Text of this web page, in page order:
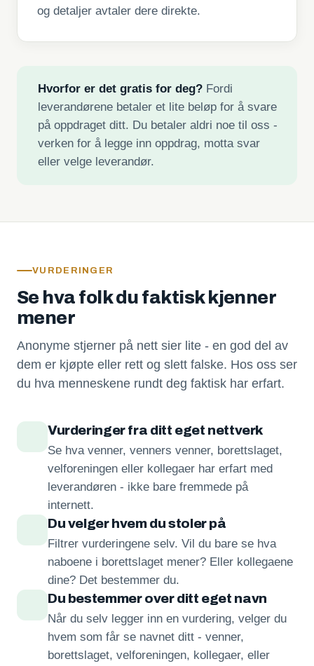
og detaljer avtaler dere direkte.
Hvorfor er det gratis for deg?Fordi
leverandørene betaler et lite beløp for å svare
på oppdraget ditt. Du betaler aldri noe til oss -
verken for å legge inn oppdrag, motta svar
eller velge leverandør.
VURDERINGER
Se hva folk du faktisk kjenner
mener
Anonyme stjerner på nett sier lite - en god del av
dem er kjøpte eller rett og slett falske. Hos oss ser
du hva menneskene rundt deg faktisk har erfart.
Vurderinger fra ditt eget nettverk
Se hva venner, venners venner, borettslaget,
velforeningen eller kollegaer har erfart med
leverandøren - ikke bare fremmede på
internett.
Du velger hvem du stoler på
Filtrer vurderingene selv. Vil du bare se hva
naboene i borettslaget mener? Eller kollegaene
dine? Det bestemmer du.
Du bestemmer over ditt eget navn
Når du selv legger inn en vurdering, velger du
hvem som får se navnet ditt - venner,
borettslaget, velforeningen, kollegaer, eller